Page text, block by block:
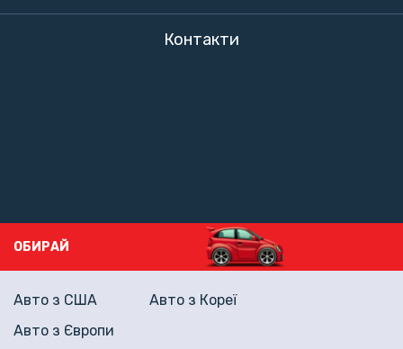
Контакти
ОБИРАЙ
Авто з США
Авто з Кореї
Авто з Європи